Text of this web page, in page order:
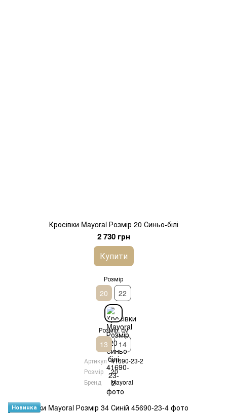
Кросівки Mayoral Розмір 20 Синьо-білі
2 730 грн
Купити
Розмір
20 22
Розмір, см
13 14
Артикул 41690-23-2
Розмір
20
Бренд
Mayoral
Новинка